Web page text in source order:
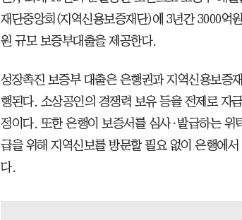
재단중앙회(지역신용보증재단)에 3년간 3000억
원 규모 보증부대출을 제공한다.
성장촉진 보증부 대출은 은행권과 지역신용보증
행된다. 소상공인의 경쟁력 보유 등을 전제로 자
정이다. 또한 은행이 보증서를 심사·발급하는 위
급을 위해 지역신보를 방문할 필요 없이 은행에
다.